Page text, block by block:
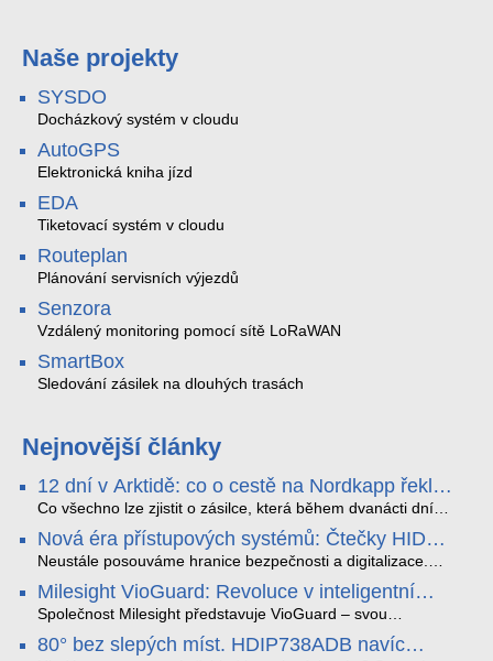
Naše projekty
SYSDO
Docházkový systém v cloudu
AutoGPS
Elektronická kniha jízd
EDA
Tiketovací systém v cloudu
Routeplan
Plánování servisních výjezdů
Senzora
Vzdálený monitoring pomocí sítě LoRaWAN
SmartBox
Sledování zásilek na dlouhých trasách
Nejnovější články
12 dní v Arktidě: co o cestě na Nordkapp řekla
data ze SMARTBOX 2 MAX
Co všechno lze zjistit o zásilce, která během dvanácti dní
projede Arktidou? SMARTBOX 2 MAX jsme vzali na trasu z
Tromsø přes Lofoty, Kirunu a finské Laponsko až na
Nordkapp. Bez jediného dobití, v mrazu až −13 °C a mimo
otřesy i náklon. Výsledkem není jen čára na mapě, ale
podrobný datový příběh celé cesty.
Nová éra přístupových systémů: Čtečky HID
Signo
Neustále posouváme hranice bezpečnosti a digitalizace.
v oblasti kontroly přístupu – moderní a vysoce univerzální
čtečky HID Signo.
Milesight VioGuard: Revoluce v inteligentní
detekci dopravních přestupků
Společnost Milesight představuje VioGuard – svou
dopravních přestupků. Tento systém, poháněný
80° bez slepých míst. HDIP738ADB navíc